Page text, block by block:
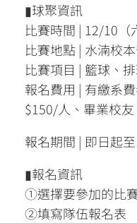
▮球聚資訊
比賽時間 | 12/10（
比賽地點 | 水湳校
比賽項目 | 籃球、
報名費用 | 有繳系
$150/人、畢業校
報名期間 | 即日起
▮報名資訊
①選擇要參加的比
②填寫隊伍報名表